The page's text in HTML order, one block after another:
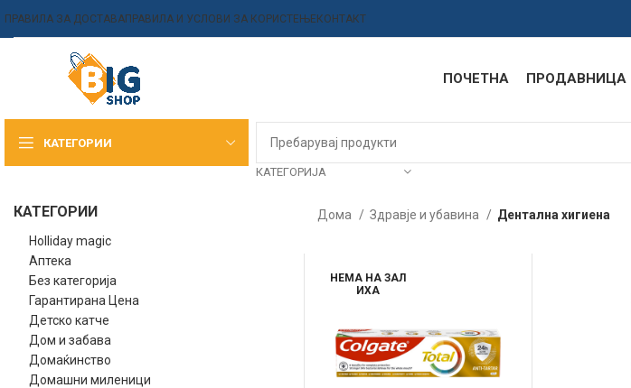
ПРАВИЛА ЗА ДОСТАВАПРАВИЛА И УСЛОВИ ЗА КОРИСТЕЊЕКОНТАКТ
ПОЧЕТНА ПРОДАВНИЦА
КАТЕГОРИИ
КАТЕГОРИЈА
КАТЕГОРИИ
Holliday magic
Аптека
Без категорија
Гарантирана Цена
Детско катче
Дом и забава
Домаќинство
Домашни миленици
Дома Здравје и убавина Дентална хигиена
НЕМА НА ЗАЛ
ИХА